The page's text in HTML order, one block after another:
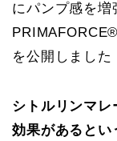
にパンプ感を増
を公開しました
シトルリンマ
効果があるとい